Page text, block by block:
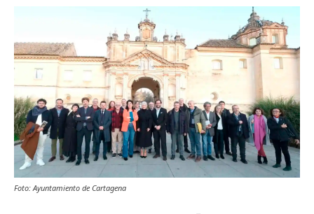
Foto: Ayuntamiento de Cartagena